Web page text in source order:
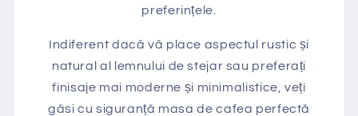
preferințele.
Indiferent dacă vă place aspectul rustic și
natural al lemnului de stejar sau preferați
finisaje mai moderne și minimalistice, veți
găsi cu siguranță masa de cafea perfectă